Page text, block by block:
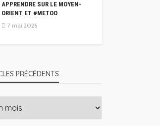
APPRENDRE SUR LE MOYEN-
ORIENT ET #METOO
7 mai 2026
PRÉCÉDENTS